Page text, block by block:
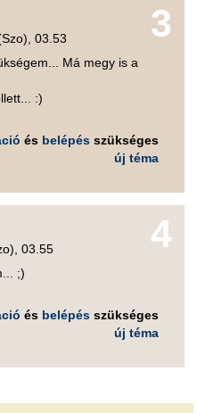
3
03.53
Má megy is a
:)
és belépés szükséges
új téma
4
03.55
;)
és belépés szükséges
új téma